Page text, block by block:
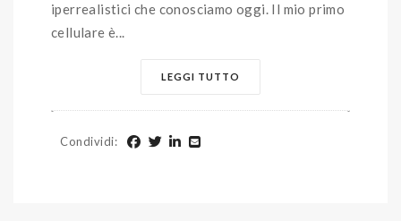
iperrealistici che conosciamo oggi. Il mio primo
cellulare è...
LEGGI TUTTO
Condividi: